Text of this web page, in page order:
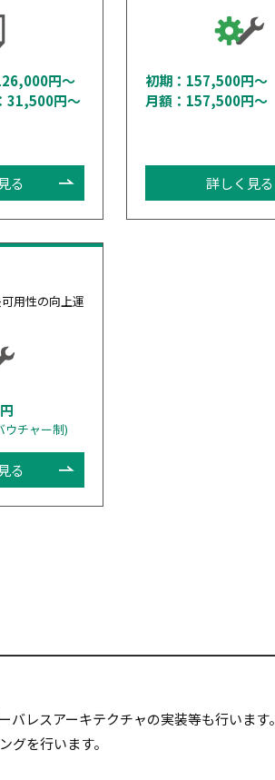
円～
31,500円～
る
初期：157,500円〜
月額：157,500円〜
詳しく見る
用性の向上運
ウチャー制)
る
レスアーキテクチャの実装等も行います。
グを行います。